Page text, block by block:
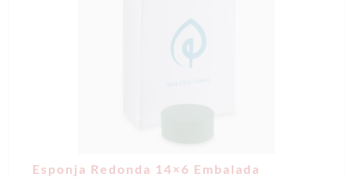
Esponja Redonda 14×6 Embalada